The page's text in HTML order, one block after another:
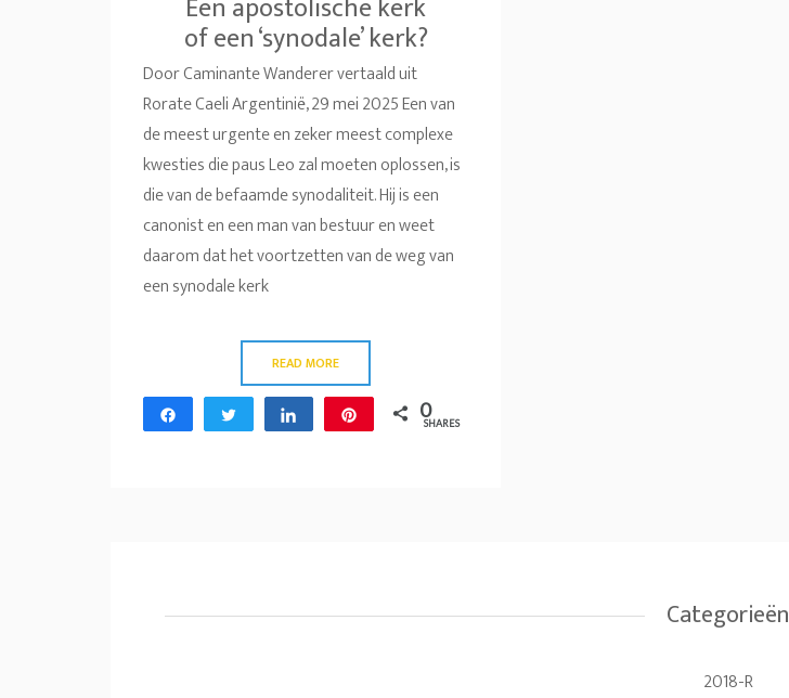
Een apostolische kerk
of een ‘synodale’ kerk?
Door Caminante Wanderer vertaald uit
Rorate Caeli Argentinië, 29 mei 2025 Een van
de meest urgente en zeker meest complexe
kwesties die paus Leo zal moeten oplossen, is
die van de befaamde synodaliteit. Hij is een
canonist en een man van bestuur en weet
daarom dat het voortzetten van de weg van
een synodale kerk
READ MORE
Share Tweet Share Pin 0
SHARES
Categorieën
2018-R